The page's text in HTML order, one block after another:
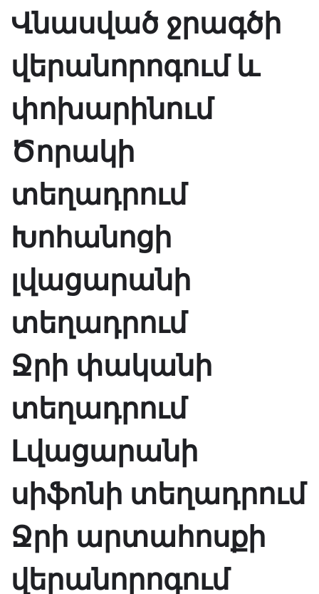
Վնասված ջրագծի
վերանորոգում և
փոխարինում
Ծորակի
տեղադրում
Խոհանոցի
լվացարանի
տեղադրում
Ջրի փականի
տեղադրում
Լվացարանի
սիֆոնի տեղադրում
Ջրի արտահոսքի
վերանորոգում